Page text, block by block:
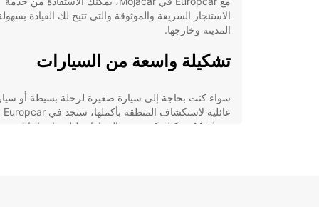
الاستئجار السريعة والموثوقة والتي تتيح لك القيادة
المدينة وخارجها.
تشكيلة واسعة من السيارات
سواء كنت بحاجة إلى سيارة صغيرة لرحلة بسيطة أو
Mojácar تشكيلة كبيرة من السيارات لتلبية احتياجاتك.